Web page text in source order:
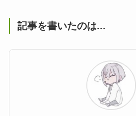
記事を書いたのは...